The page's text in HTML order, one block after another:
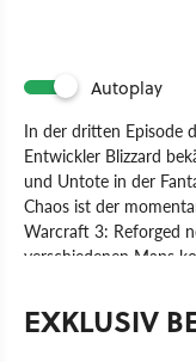
Autoplay
In der dritten Episode
Entwickler Blizzard
und Untote in der
Chaos ist der
Warcraft 3: Reforged
verschiedenen Maps
unsere
Singleplayer-
EXKLUSIV